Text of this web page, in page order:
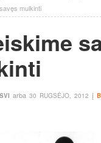
mulkinti
arba 30 RUGSĖJO, 2012 į